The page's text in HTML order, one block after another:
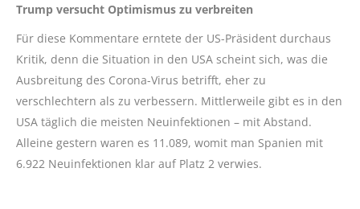
Trump versucht Optimismus zu verbreiten
Für diese Kommentare erntete der US-Präsident durchaus
Kritik, denn die Situation in den USA scheint sich, was die
Ausbreitung des Corona-Virus betrifft, eher zu
verschlechtern als zu verbessern. Mittlerweile gibt es in den
USA täglich die meisten Neuinfektionen – mit Abstand.
Alleine gestern waren es 11.089, womit man Spanien mit
6.922 Neuinfektionen klar auf Platz 2 verwies.